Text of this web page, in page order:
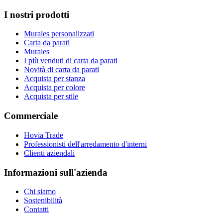
I nostri prodotti
Murales personalizzati
Carta da parati
Murales
I più venduti di carta da parati
Novità di carta da parati
Acquista per stanza
Acquista per colore
Acquista per stile
Commerciale
Hovia Trade
Professionisti dell'arredamento d'interni
Clienti aziendali
Informazioni sull'azienda
Chi siamo
Sostenibilità
Contatti